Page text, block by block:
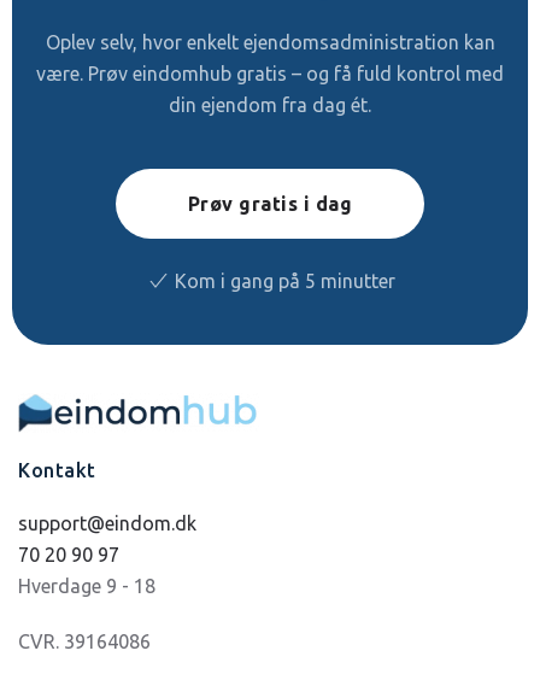
Oplev selv, hvor enkelt ejendomsadministration kan
være. Prøv eindomhub gratis – og få fuld kontrol med
din ejendom fra dag ét.
Prøv gratis i dag
Kom i gang på 5 minutter
Kontakt
support@eindom.dk
70 20 90 97
Hverdage 9 - 18
CVR. 39164086